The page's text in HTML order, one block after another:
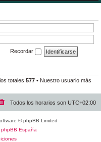
Recordar
totales 577 • Nuestro usuario más
Todos los horarios son UTC+02:00
© phpBB Limited
phpBB España